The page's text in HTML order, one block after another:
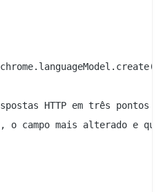
HTTP em três pontos
o campo mais alterado e